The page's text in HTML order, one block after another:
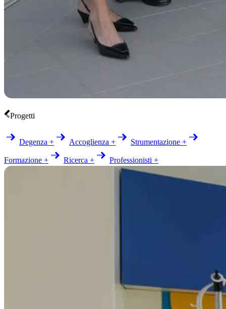
Progetti
Degenza + Accoglienza + Strumentazione +
Formazione + Ricerca + Professionisti +